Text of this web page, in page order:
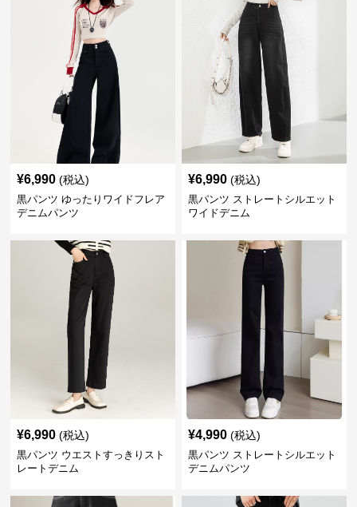
¥6,990 (税込)
黒パンツ ゆったりワイドフレア
デニムパンツ
¥6,990 (税込)
黒パンツ ストレートシルエット
ワイドデニム
¥6,990 (税込)
黒パンツ ウエストすっきりスト
レートデニム
¥4,990 (税込)
黒パンツ ストレートシルエット
デニムパンツ